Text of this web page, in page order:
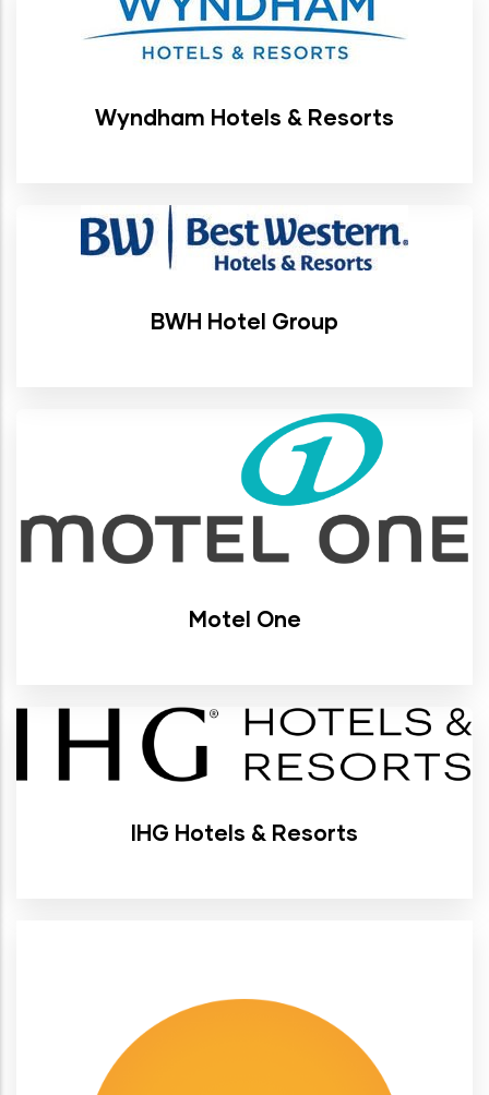
Wyndham Hotels & Resorts
BWH Hotel Group
Motel One
IHG Hotels & Resorts